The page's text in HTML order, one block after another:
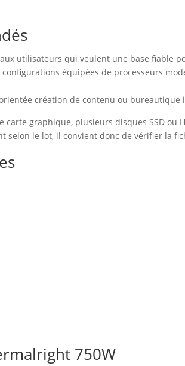
aux utilisateurs qui veulent une base fiable
configurations équipées de processeurs
création de contenu ou bureautique
carte graphique, plusieurs disques SSD
selon le lot, il convient donc de vérifier la
750W